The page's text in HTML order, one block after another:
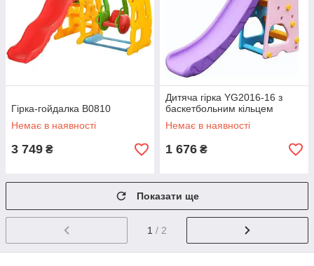
Гірка-гойдалка B0810
Немає в наявності
3 749 ₴
Дитяча гірка YG2016-16 з
баскетбольним кільцем
Немає в наявності
1 676 ₴
Показати ще
1 / 2